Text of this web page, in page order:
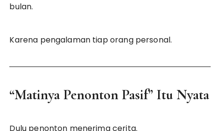
bulan.
Karena pengalaman tiap orang personal.
“Matinya Penonton Pasif” Itu Nyata
Dulu penonton menerima cerita.